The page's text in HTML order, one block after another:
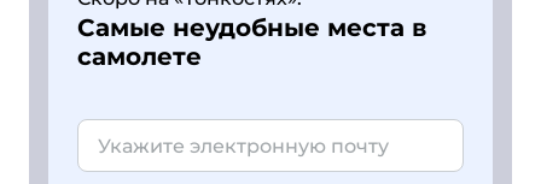
Самые неудобные места в
самолете